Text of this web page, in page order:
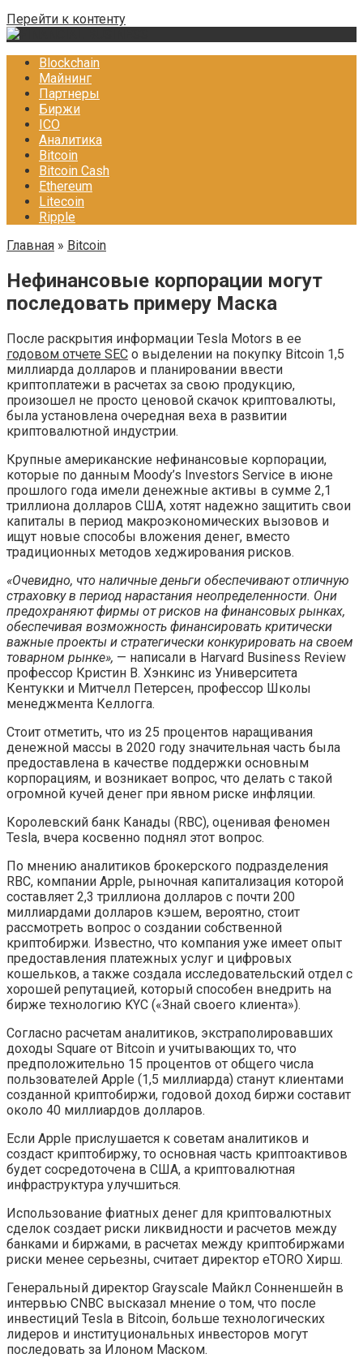
Перейти к контенту
Blockchain
Майнинг
Партнеры
Биржи
ICO
Аналитика
Bitcoin
Bitcoin Cash
Ethereum
Litecoin
Ripple
Главная » Bitcoin
Нефинансовые корпорации могут
последовать примеру Маска
После раскрытия информации Tesla Motors в ее
годовом отчете SEC о выделении на покупку Bitcoin 1,5
миллиарда долларов и планировании ввести
криптоплатежи в расчетах за свою продукцию,
произошел не просто ценовой скачок криптовалюты,
была установлена очередная веха в развитии
криптовалютной индустрии.
Крупные американские нефинансовые корпорации,
которые по данным Moody’s Investors Service в июне
прошлого года имели денежные активы в сумме 2,1
триллиона долларов США, хотят надежно защитить свои
капиталы в период макроэкономических вызовов и
ищут новые способы вложения денег, вместо
традиционных методов хеджирования рисков.
«Очевидно, что наличные деньги обеспечивают отличную
страховку в период нарастания неопределенности. Они
предохраняют фирмы от рисков на финансовых рынках,
обеспечивая возможность финансировать критически
важные проекты и стратегически конкурировать на своем
товарном рынке», — написали в Harvard Business Review
профессор Кристин В. Хэнкинс из Университета
Кентукки и Митчелл Петерсен, профессор Школы
менеджмента Келлогга.
Стоит отметить, что из 25 процентов наращивания
денежной массы в 2020 году значительная часть была
предоставлена в качестве поддержки основным
корпорациям, и возникает вопрос, что делать с такой
огромной кучей денег при явном риске инфляции.
Королевский банк Канады (RBC), оценивая феномен
Tesla, вчера косвенно поднял этот вопрос.
По мнению аналитиков брокерского подразделения
RBC, компании Apple, рыночная капитализация которой
составляет 2,3 триллиона долларов с почти 200
миллиардами долларов кэшем, вероятно, стоит
рассмотреть вопрос о создании собственной
криптобиржи. Известно, что компания уже имеет опыт
предоставления платежных услуг и цифровых
кошельков, а также создала исследовательский отдел с
хорошей репутацией, который способен внедрить на
бирже технологию KYC («Знай своего клиента»).
Согласно расчетам аналитиков, экстраполировавших
доходы Square от Bitcoin и учитывающих то, что
предположительно 15 процентов от общего числа
пользователей Apple (1,5 миллиарда) станут клиентами
созданной криптобиржи, годовой доход биржи составит
около 40 миллиардов долларов.
Если Apple прислушается к советам аналитиков и
создаст криптобиржу, то основная часть криптоактивов
будет сосредоточена в США, а криптовалютная
инфраструктура улучшиться.
Использование фиатных денег для криптовалютных
сделок создает риски ликвидности и расчетов между
банками и биржами, в расчетах между криптобиржами
риски менее серьезны, считает директор eTORO Хирш.
Генеральный директор Grayscale Майкл Сонненшейн в
интервью CNBC высказал мнение о том, что после
инвестиций Tesla в Bitcoin, больше технологических
лидеров и институциональных инвесторов могут
последовать за Илоном Маском.